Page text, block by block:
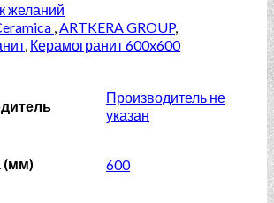
желаний
,ARTKERA GROUP,
, Керамогранит 600x600
Производитель не
указан
(мм) 600